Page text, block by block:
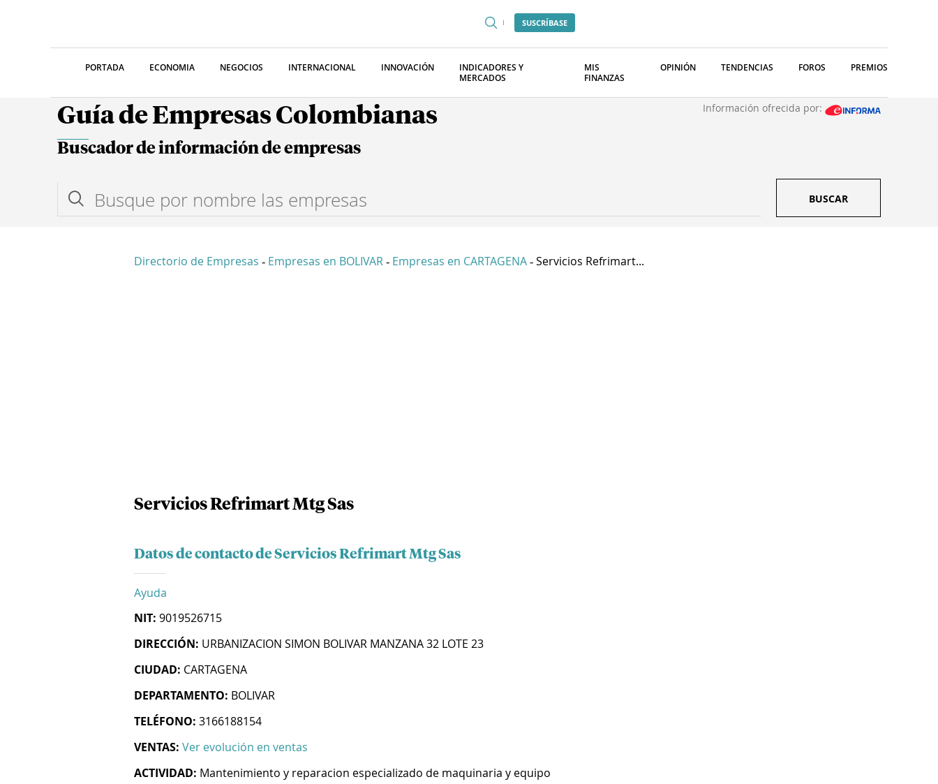
SUSCRÍBASE
PORTADA ECONOMIA NEGOCIOS INTERNACIONAL INNOVACIÓN
INDICADORES Y
MERCADOS
MIS
FINANZAS
OPINIÓN TENDENCIAS FOROS PREMIOS
Guía de Empresas Colombianas Información ofrecida por:
Buscador de información de empresas
BUSCAR
Directorio de Empresas - Empresas en BOLIVAR - Empresas en CARTAGENA - Servicios Refrimart...
Servicios Refrimart Mtg Sas
Datos de contacto de Servicios Refrimart Mtg Sas
Ayuda
NIT: 9019526715
DIRECCIÓN: URBANIZACION SIMON BOLIVAR MANZANA 32 LOTE 23
CIUDAD: CARTAGENA
DEPARTAMENTO: BOLIVAR
TELÉFONO: 3166188154
VENTAS: Ver evolución en ventas
ACTIVIDAD: Mantenimiento y reparacion especializado de maquinaria y equipo